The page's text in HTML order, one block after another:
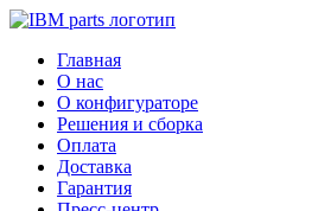
Главная
О нас
О конфигураторе
Решения и сборка
Оплата
Доставка
Гарантия